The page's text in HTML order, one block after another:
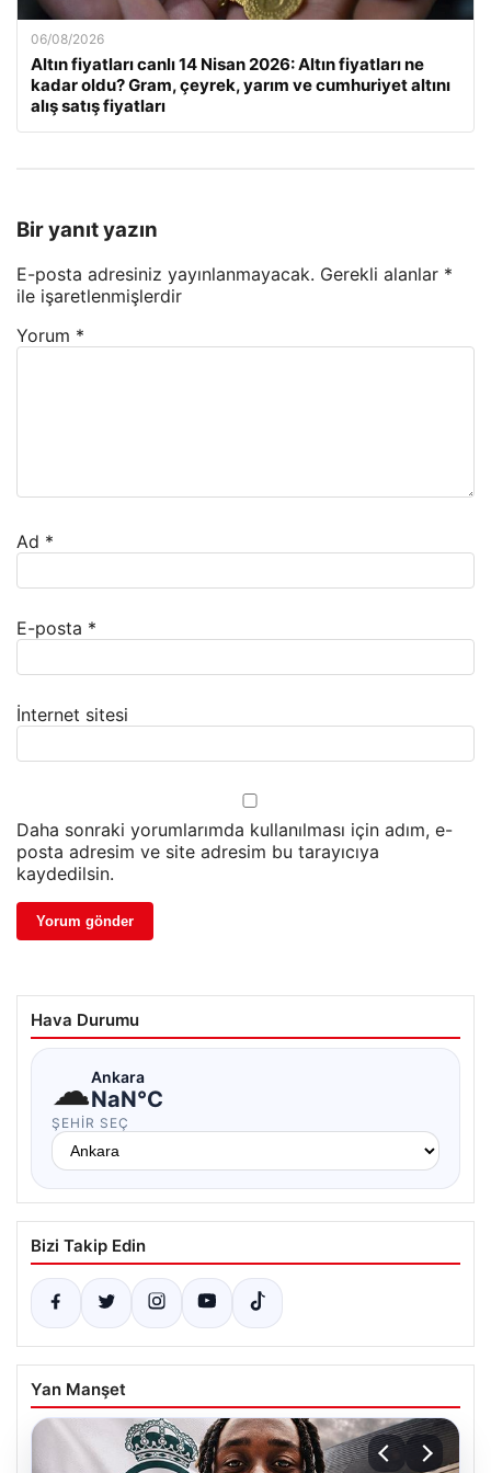
06/08/2026
Altın fiyatları canlı 14 Nisan 2026: Altın fiyatları ne
kadar oldu? Gram, çeyrek, yarım ve cumhuriyet altını
alış satış fiyatları
Bir yanıt yazın
E-posta adresiniz yayınlanmayacak. Gerekli alanlar *
ile işaretlenmişlerdir
Yorum *
Ad *
E-posta *
İnternet sitesi
Daha sonraki yorumlarımda kullanılması için adım, e-
posta adresim ve site adresim bu tarayıcıya
kaydedilsin.
Hava Durumu
☁Ankara
NaN°C
ŞEHIR SEÇ
Bizi Takip Edin
Yan Manşet